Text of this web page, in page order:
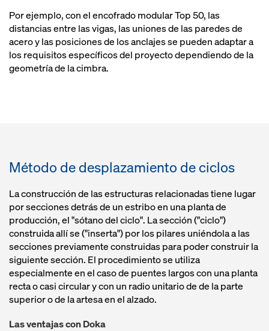
Por ejemplo, con el encofrado modular Top 50, las
distancias entre las vigas, las uniones de las paredes de
acero y las posiciones de los anclajes se pueden adaptar a
los requisitos específicos del proyecto dependiendo de la
geometría de la cimbra.
Método de desplazamiento de ciclos
La construcción de las estructuras relacionadas tiene lugar
por secciones detrás de un estribo en una planta de
producción, el "sótano del ciclo". La sección ("ciclo")
construida allí se ("inserta") por los pilares uniéndola a las
secciones previamente construidas para poder construir la
siguiente sección. El procedimiento se utiliza
especialmente en el caso de puentes largos con una planta
recta o casi circular y con un radio unitario de de la parte
superior o de la artesa en el alzado.
Las ventajas con Doka